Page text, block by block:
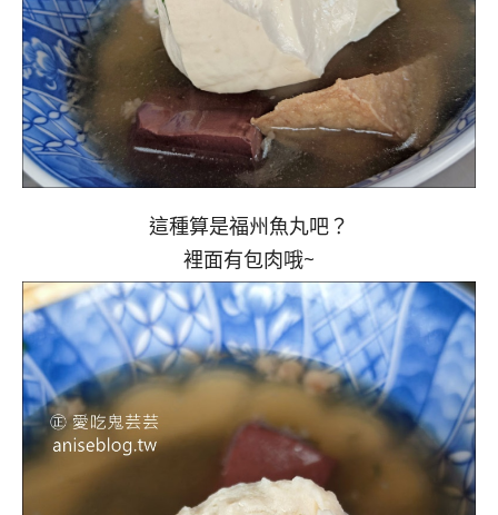
這種算是福州魚丸吧？
裡面有包肉哦~